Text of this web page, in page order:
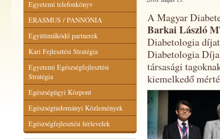
Egyetemi telefonkönyv
ERASMUS / PANNÓNIA
Együttműködő partnerek
Kari Fejlesztési Stratégia
Egyetemi Egészségfejlesztési
Stratégia
Egészségügyi Központ
Egészségtudományi Közlemények
Egészségfejlesztési hírlevelek
A Magyar
Barkai László
Diabetologia
Diabetologia
társasági
kiemelkedő